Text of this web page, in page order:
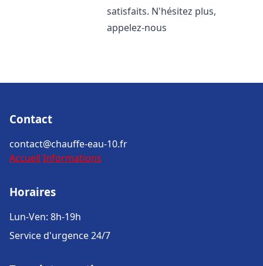
satisfaits. N'hésitez plus,
appelez-nous
Contact
contact@chauffe-eau-10.fr
Accueil Informations
Horaires
Lun-Ven: 8h-19h
Service d'urgence 24/7